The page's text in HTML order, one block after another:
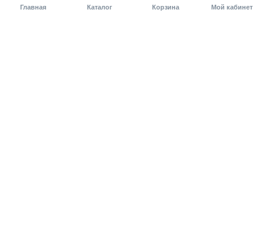
Главная Каталог Корзина Мой кабинет